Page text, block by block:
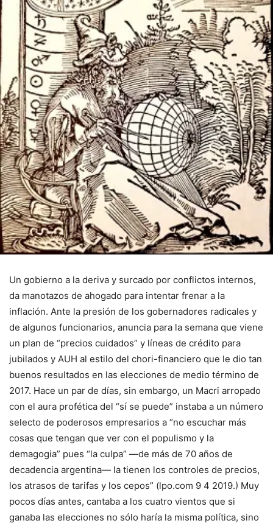
Un gobierno a la deriva y surcado por conflictos internos,
da manotazos de ahogado para intentar frenar a la
inflación. Ante la presión de los gobernadores radicales y
de algunos funcionarios, anuncia para la semana que viene
un plan de “precios cuidados” y líneas de crédito para
jubilados y AUH al estilo del chori-financiero que le dio tan
buenos resultados en las elecciones de medio término de
2017. Hace un par de días, sin embargo, un Macri arropado
con el aura profética del “sí se puede” instaba a un número
selecto de poderosos empresarios a “no escuchar más
cosas que tengan que ver con el populismo y la
demagogia” pues “la culpa” —de más de 70 años de
decadencia argentina— la tienen los controles de precios,
los atrasos de tarifas y los cepos” (lpo.com 9 4 2019.) Muy
pocos días antes, cantaba a los cuatro vientos que si
ganaba las elecciones no sólo haría la misma política, sino